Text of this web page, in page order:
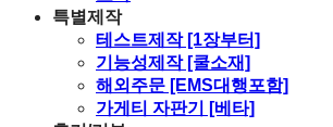
특별제작
테스트제작 [1장부터]
기능성제작 [쿨소재]
해외주문 [EMS대행포함]
가게티 자판기 [베타]